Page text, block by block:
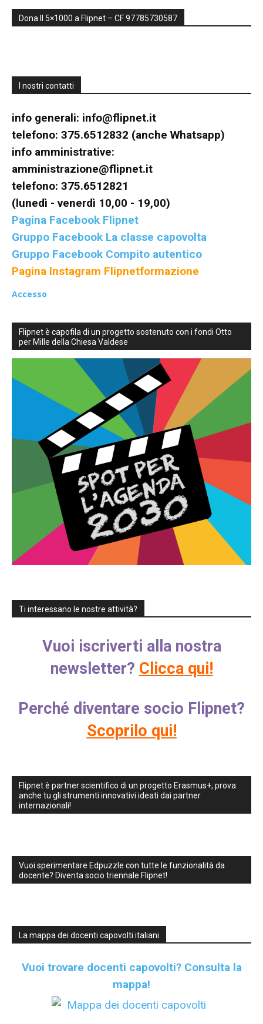
Dona Il 5×1000 a Flipnet – CF 97785730587
I nostri contatti
info generali: info@flipnet.it
telefono: 375.6512832 (anche Whatsapp)
info amministrative:
amministrazione@flipnet.it
telefono: 375.6512821
(lunedì - venerdì 10,00 - 19,00)
Pagina Facebook Flipnet
Gruppo Facebook La classe capovolta
Gruppo Facebook Compito autentico
Pagina Instagram Flipnetformazione
Accesso
Flipnet è capofila di un progetto sostenuto con i fondi Otto
per Mille della Chiesa Valdese
Ti interessano le nostre attività?
Vuoi iscriverti alla nostra
newsletter? Clicca qui!
Perché diventare socio Flipnet?
Scoprilo qui!
Flipnet è partner scientifico di un progetto Erasmus+, prova
anche tu gli strumenti innovativi ideati dai partner
internazionali!
Vuoi sperimentare Edpuzzle con tutte le funzionalità da
docente? Diventa socio triennale Flipnet!
La mappa dei docenti capovolti italiani
Vuoi trovare docenti capovolti? Consulta la
mappa!